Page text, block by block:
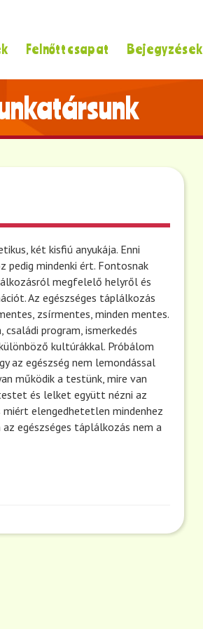
Felnőtt csapat Bejegyzések
két kisfiú anyukája. Enni
pedig mindenki ért. Fontosnak
megfelelő helyről és
Az egészséges táplálkozás
zsírmentes, minden mentes.
program, ismerkedés
kultúrákkal. Próbálom
az egészség nem lemondással
működik a testünk, mire van
és lelket együtt nézni az
elengedhetetlen mindenhez
egészséges táplálkozás nem a